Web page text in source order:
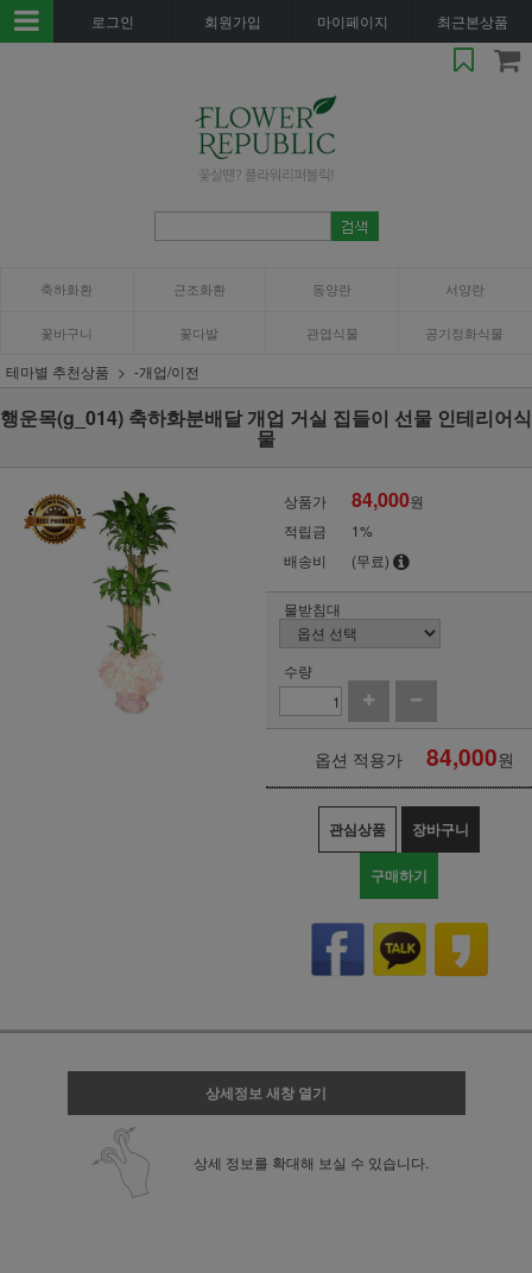
로그인 회원가입 마이페이지 최근본상품
축하화환 근조화환 동양란 서양란
꽃바구니 꽃다발 관엽식물 공기정화식물
테마별 추천상품 -개업/이전
행운목(g_014) 축하화분배달 개업 거실 집들이 선물 인테리어식
물
상품가 84,000원
적립금
1%
배송비
(무료)
물받침대
수량
옵션 적용가 84,000원
관심상품 장바구니
구매하기
상세정보 새창 열기
상세 정보를 확대해 보실 수 있습니다.